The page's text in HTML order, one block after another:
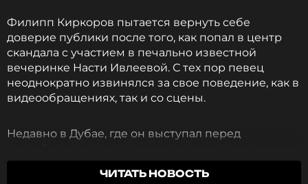
Филипп Киркоров пытается вернуть себе
доверие публики после того, как попал в центр
скандала с участием в печально известной
вечеринке Насти Ивлеевой. С тех пор певец
неоднократно извинялся за свое поведение, как в
видеообращениях, так и со сцены.
Недавно в Дубае, где он выступал перед
своей безграничной любви к Родине.
ЧИТАТЬ НОВОСТЬ